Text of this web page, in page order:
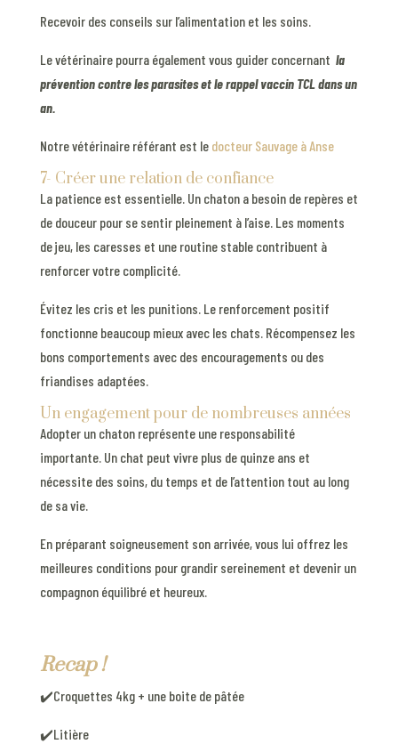
Recevoir des conseils sur l’alimentation et les soins.
Le vétérinaire pourra également vous guider concernant la
prévention contre les parasites et le rappel vaccin TCL dans un
an.
Notre vétérinaire référant est ledocteur Sauvage à Anse
7- Créer une relation de confiance
La patience est essentielle. Un chaton a besoin de repères et
de douceur pour se sentir pleinement à l’aise. Les moments
de jeu, les caresses et une routine stable contribuent à
renforcer votre complicité.
Évitez les cris et les punitions. Le renforcement positif
fonctionne beaucoup mieux avec les chats. Récompensez les
bons comportements avec des encouragements ou des
friandises adaptées.
Un engagement pour de nombreuses années
Adopter un chaton représente une responsabilité
importante. Un chat peut vivre plus de quinze ans et
nécessite des soins, du temps et de l’attention tout au long
de sa vie.
En préparant soigneusement son arrivée, vous lui offrez les
meilleures conditions pour grandir sereinement et devenir un
compagnon équilibré et heureux.
Recap !
✔️Croquettes 4kg + une boite de pâtée
✔️Litière